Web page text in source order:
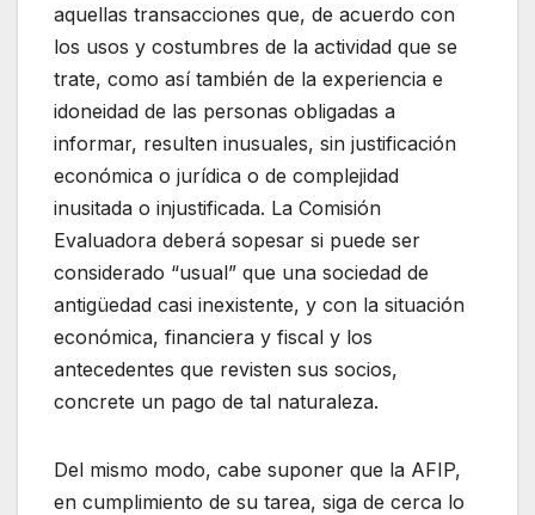
aquellas transacciones que, de acuerdo con
los usos y costumbres de la actividad que se
trate, como así también de la experiencia e
idoneidad de las personas obligadas a
informar, resulten inusuales, sin justificación
económica o jurídica o de complejidad
inusitada o injustificada. La Comisión
Evaluadora deberá sopesar si puede ser
considerado “usual” que una sociedad de
antigüedad casi inexistente, y con la situación
económica, financiera y fiscal y los
antecedentes que revisten sus socios,
concrete un pago de tal naturaleza.
Del mismo modo, cabe suponer que la AFIP,
en cumplimiento de su tarea, siga de cerca lo